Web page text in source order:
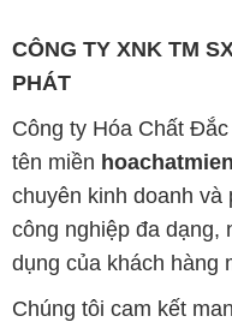
CÔNG TY XNK TM
PHÁT
Công ty Hóa Chất
tên miền
chuyên kinh doanh và
công nghiệp đa dạng,
dụng của khách hàng
Chúng tôi cam kết